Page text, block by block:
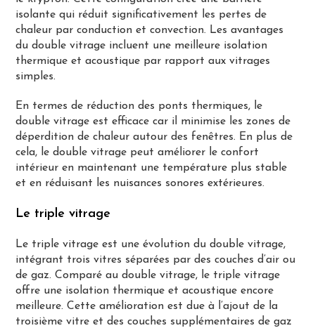
isolante qui réduit significativement les pertes de
chaleur par conduction et convection. Les avantages
du double vitrage incluent une meilleure isolation
thermique et acoustique par rapport aux vitrages
simples.
En termes de réduction des ponts thermiques, le
double vitrage est efficace car il minimise les zones de
déperdition de chaleur autour des fenêtres. En plus de
cela, le double vitrage peut améliorer le confort
intérieur en maintenant une température plus stable
et en réduisant les nuisances sonores extérieures.
Le triple vitrage
Le triple vitrage est une évolution du double vitrage,
intégrant trois vitres séparées par des couches d’air ou
de gaz. Comparé au double vitrage, le triple vitrage
offre une isolation thermique et acoustique encore
meilleure. Cette amélioration est due à l’ajout de la
troisième vitre et des couches supplémentaires de gaz